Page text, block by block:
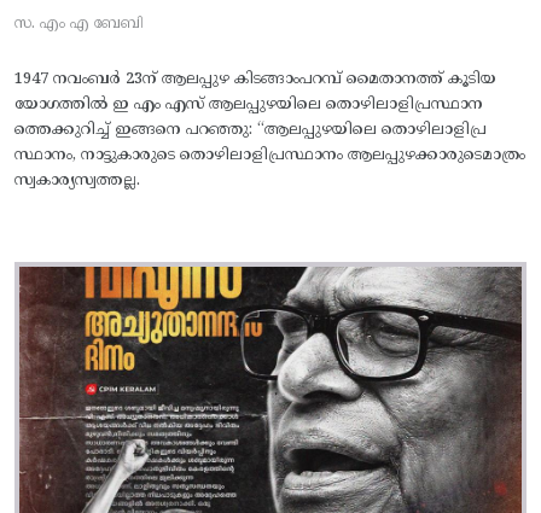
സ. എം എ ബേബി
1947 നവംബർ 23ന് ആലപ്പുഴ കിടങ്ങാംപറമ്പ്‌ മൈതാനത്ത്‌ കൂടിയ
യോഗത്തിൽ ഇ എം എസ് ആലപ്പുഴയിലെ തൊഴിലാളിപ്രസ്ഥാന
ത്തെക്കുറിച്ച് ഇങ്ങനെ പറഞ്ഞു: “ആലപ്പുഴയിലെ തൊഴിലാളിപ്ര
സ്ഥാനം, നാട്ടുകാരുടെ തൊഴിലാളിപ്രസ്ഥാനം ആലപ്പുഴക്കാരുടെമാത്രം
സ്വകാര്യസ്വത്തല്ല.